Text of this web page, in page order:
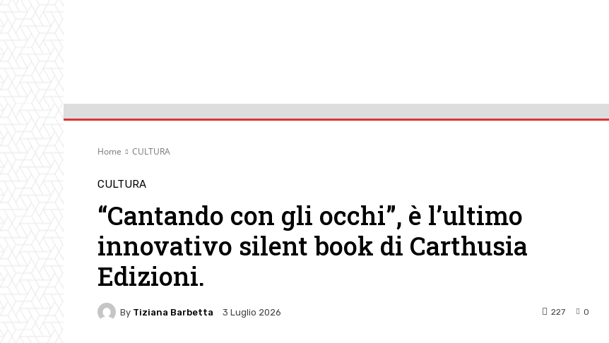
Home CULTURA
CULTURA
“Cantando con gli occhi”, è l’ultimo
innovativo silent book di Carthusia
Edizioni.
By Tiziana Barbetta 3 Luglio 2026 0
227